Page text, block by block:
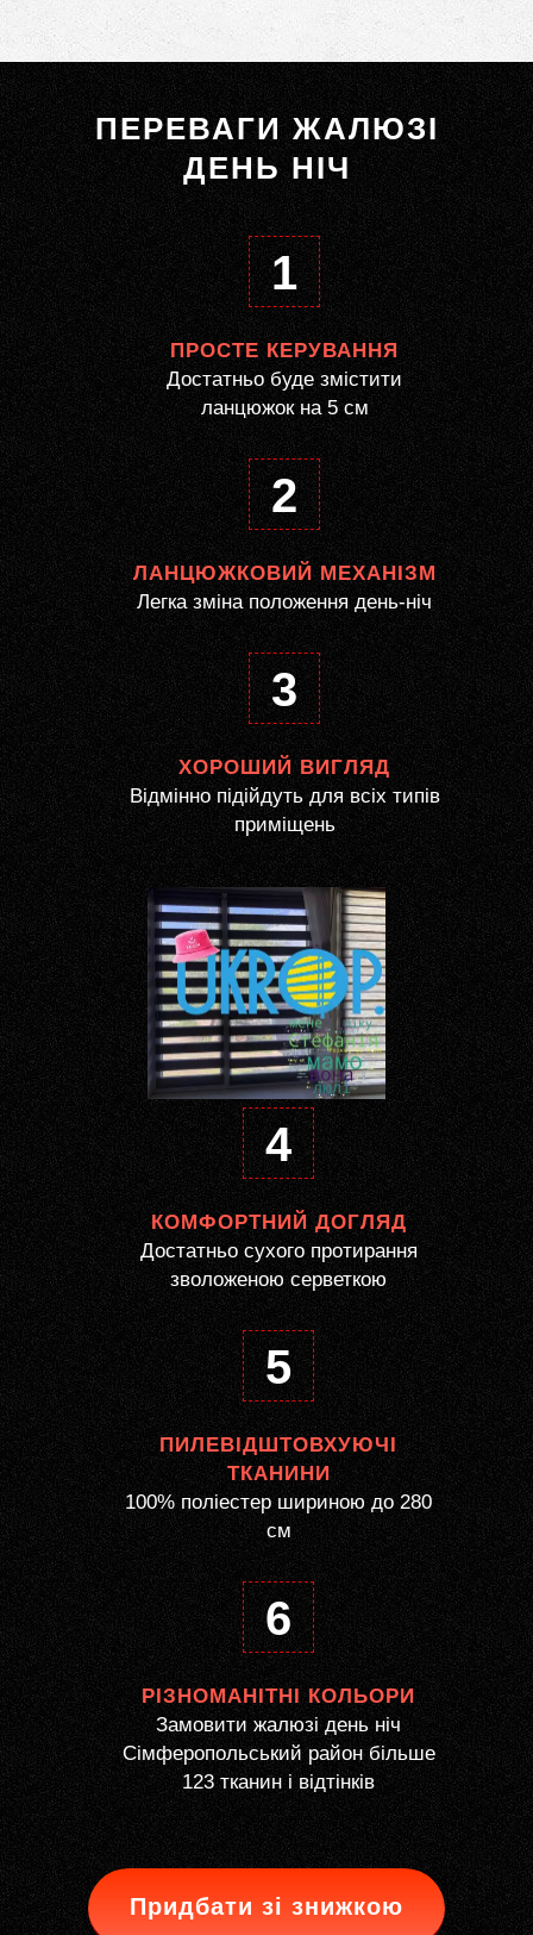
ПЕРЕВАГИ ЖАЛЮЗІ
ДЕНЬ НІЧ
1
ПРОСТЕ КЕРУВАННЯ
Достатньо буде змістити
ланцюжок на 5 см
2
ЛАНЦЮЖКОВИЙ МЕХАНІЗМ
Легка зміна положення день-ніч
3
ХОРОШИЙ ВИГЛЯД
Відмінно підійдуть для всіх типів
приміщень
4
КОМФОРТНИЙ ДОГЛЯД
Достатньо сухого протирання
зволоженою серветкою
5
ПИЛЕВІДШТОВХУЮЧІ
ТКАНИНИ
100% поліестер шириною до 280
см
6
РІЗНОМАНІТНІ КОЛЬОРИ
Замовити жалюзі день ніч
Сімферопольський район більше
123 тканин і відтінків
Придбати зі знижкою